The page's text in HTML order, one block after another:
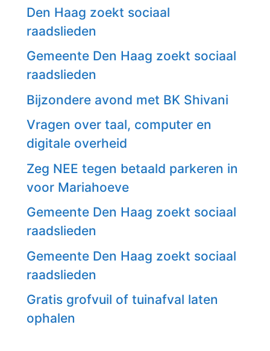
Den Haag zoekt sociaal
raadslieden
Gemeente Den Haag zoekt sociaal
raadslieden
Bijzondere avond met BK Shivani
Vragen over taal, computer en
digitale overheid
Zeg NEE tegen betaald parkeren in
voor Mariahoeve
Gemeente Den Haag zoekt sociaal
raadslieden
Gemeente Den Haag zoekt sociaal
raadslieden
Gratis grofvuil of tuinafval laten
ophalen